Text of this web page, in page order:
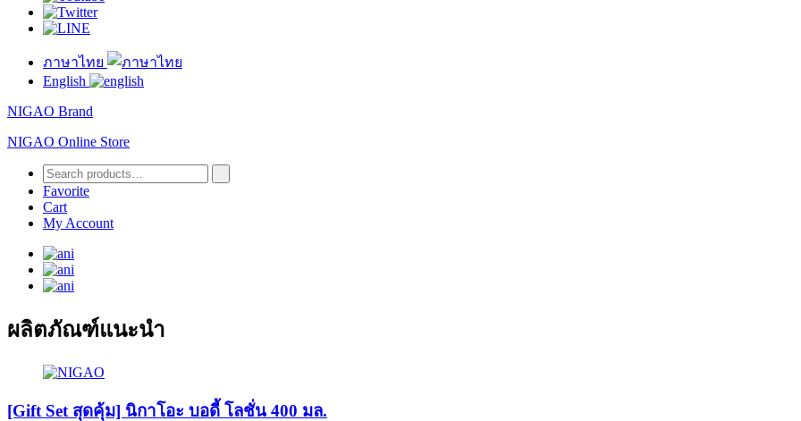
ภาษาไทย
English
NIGAO Brand
NIGAO Online Store
Favorite
Cart
My Account
ผลิตภัณฑ์แนะนำ
[Gift Set สุดคุ้ม] นิกาโอะ บอดี้ โลชั่น 400 มล.